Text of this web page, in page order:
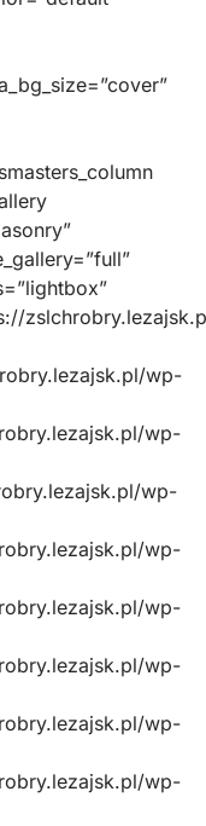
wp-
wp-
wp-
wp-
wp-
wp-
wp-
wp-